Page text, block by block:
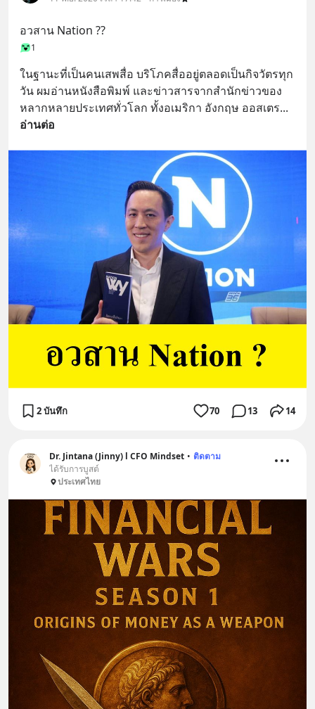
อวสาน Nation ??
1
ในฐานะที่เป็นคนเสพสื่อ บริโภคสื่ออยู่ตลอดเป็นกิจวัตรทุก
วัน ผมอ่านหนังสือพิมพ์ และข่าวสารจากสำนักข่าวของ
หลากหลายประเทศทั่วโลก ทั้งอเมริกา อังกฤษ ออสเตร
อ่านต่อ
2 บันทึก 70 13 14
Dr. Jintana (Jinny) l CFO Mindset • ติดตาม
ได้รับการบูสต์
ประเทศไทย